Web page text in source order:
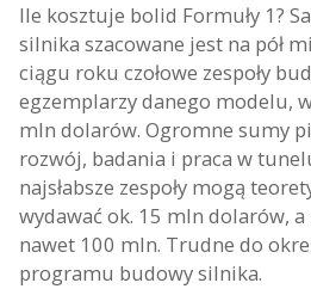
Ile kosztuje bolid Formuły 1?
silnika szacowane jest na pół
ciągu roku czołowe zespoły
egzemplarzy danego modelu,
mln dolarów. Ogromne sumy
rozwój, badania i praca w
najsłabsze zespoły mogą
wydawać ok. 15 mln dolarów, a
nawet 100 mln. Trudne do
programu budowy silnika.